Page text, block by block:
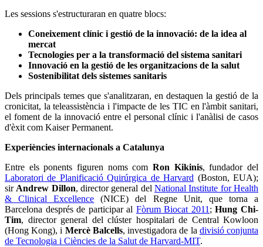
Les sessions s'estructuraran en quatre blocs:
Coneixement clínic i gestió de la innovació: de la idea al
mercat
Tecnologies per a la transformació del sistema sanitari
Innovació en la gestió de les organitzacions de la salut
Sostenibilitat dels sistemes sanitaris
Dels principals temes que s'analitzaran, en destaquen la gestió de la
cronicitat, la teleassistència i l'impacte de les TIC en l'àmbit sanitari,
el foment de la innovació entre el personal clínic i l'anàlisi de casos
d'èxit com Kaiser Permanent.
Experiències internacionals a Catalunya
Entre els ponents figuren noms com Ron Kikinis, fundador del
Laboratori de Planificació Quirúrgica de Harvard (Boston, EUA);
sirAndrew Dillon, director general delNational Institute for Health
& Clinical Excellence (NICE) del Regne Unit, que torna a
Barcelona després de participar al Fòrum Biocat 2011;Hung Chi-
Tim, director general del clúster hospitalari de Central Kowloon
(Hong Kong), i Mercè Balcells, investigadora de la divisió conjunta
de Tecnologia i Ciències de la Salut de Harvard-MIT.